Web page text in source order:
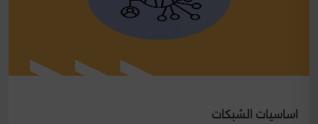
اساسيات الشبكات